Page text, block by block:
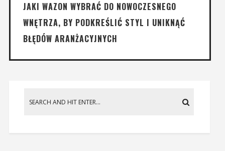
JAKI WAZON WYBRAĆ DO NOWOCZESNEGO
WNĘTRZA, BY PODKREŚLIĆ STYL I UNIKNĄĆ
BŁĘDÓW ARANŻACYJNYCH